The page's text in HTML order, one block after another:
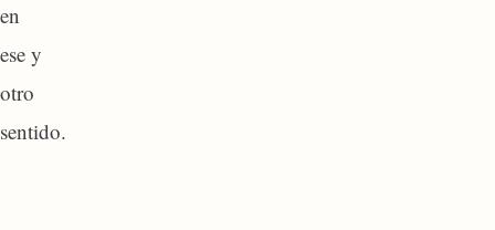
en
ese y
otro
sentido.